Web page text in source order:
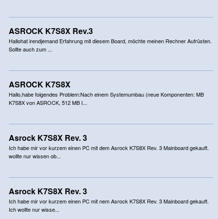
ASROCK K7S8X Rev.3
Hallohat irendjemand Erfahrung mit diesem Board, möchte meinen Rechner Aufrüsten.
Sollte auch zum ...
ASROCK K7S8X
Hallo,habe folgendes Problem:Nach einem Systemumbau (neue Komponenten: MB
K7S8X von ASROCK, 512 MB I...
Asrock K7S8X Rev. 3
Ich habe mir vor kurzem einen PC mit dem Asrock K7S8X Rev. 3 Mainboard gekauft.
wollte nur wissen ob...
Asrock K7S8X Rev. 3
Ich habe mir vor kurzem einen PC mit nem Asrock K7S8X Rev. 3 Mainboard gekauft.
Ich wollte nur wisse...